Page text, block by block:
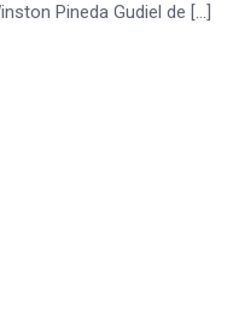
Pineda Gudiel de […]